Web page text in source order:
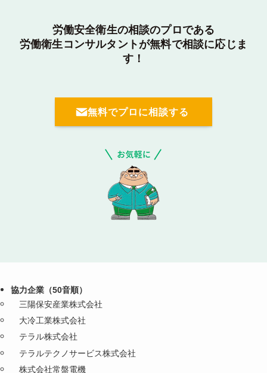
労働安全衛生の相談のプロである
労働衛生コンサルタントが無料で相談に応じま
す！
無料でプロに相談する
協力企業（50音順）
三陽保安産業株式会社
大冷工業株式会社
テラル株式会社
テラルテクノサービス株式会社
株式会社常盤電機